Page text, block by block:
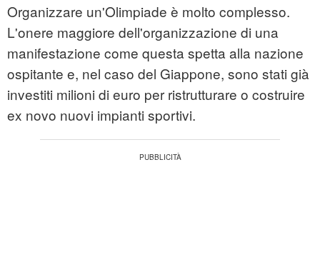
Organizzare un'Olimpiade è molto complesso.
L'onere maggiore dell'organizzazione di una
manifestazione come questa spetta alla nazione
ospitante e, nel caso del Giappone, sono stati già
investiti milioni di euro per ristrutturare o costruire
ex novo nuovi impianti sportivi.